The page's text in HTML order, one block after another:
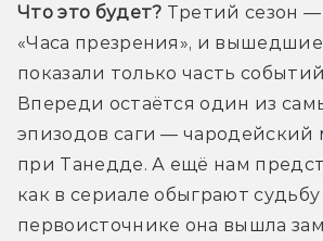
Что это будет? Третий сезон
«Часа презрения», и
показали только часть
Впереди остаётся один из
эпизодов саги — чародейский
при Танедде. А ещё нам
как в сериале обыграют
первоисточнике она вышла